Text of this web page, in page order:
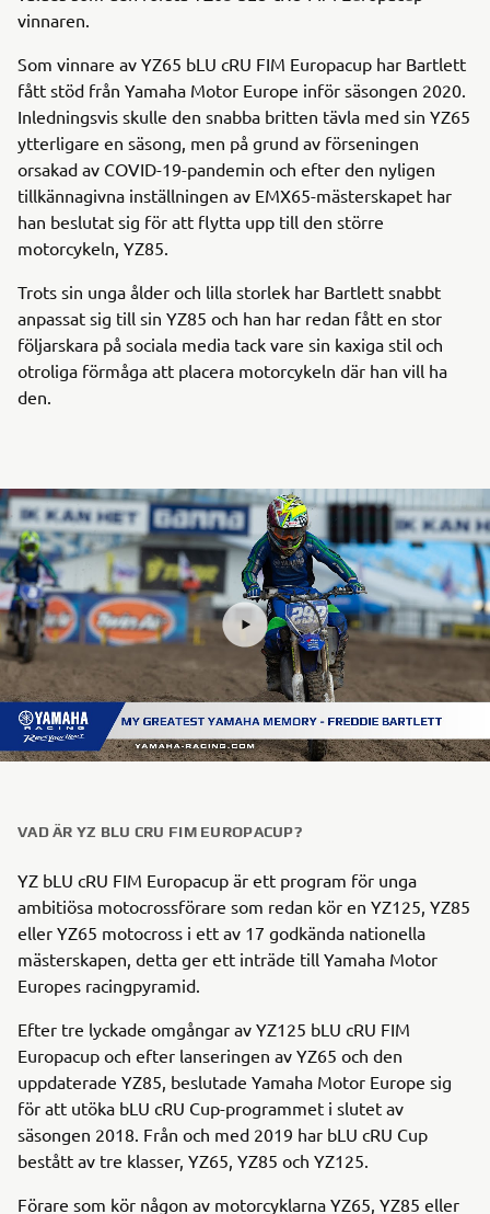
vinnaren.
Som vinnare av YZ65 bLU cRU FIM Europacup har Bartlett
fått stöd från Yamaha Motor Europe inför säsongen 2020.
Inledningsvis skulle den snabba britten tävla med sin YZ65
ytterligare en säsong, men på grund av förseningen
orsakad av COVID-19-pandemin och efter den nyligen
tillkännagivna inställningen av EMX65-mästerskapet har
han beslutat sig för att flytta upp till den större
motorcykeln, YZ85.
Trots sin unga ålder och lilla storlek har Bartlett snabbt
anpassat sig till sin YZ85 och han har redan fått en stor
följarskara på sociala media tack vare sin kaxiga stil och
otroliga förmåga att placera motorcykeln där han vill ha
den.
VAD ÄR YZ BLU CRU FIM EUROPACUP?
YZ bLU cRU FIM Europacup är ett program för unga
ambitiösa motocrossförare som redan kör en YZ125, YZ85
eller YZ65 motocross i ett av 17 godkända nationella
mästerskapen, detta ger ett inträde till Yamaha Motor
Europes racingpyramid.
Efter tre lyckade omgångar av YZ125 bLU cRU FIM
Europacup och efter lanseringen av YZ65 och den
uppdaterade YZ85, beslutade Yamaha Motor Europe sig
för att utöka bLU cRU Cup-programmet i slutet av
säsongen 2018. Från och med 2019 har bLU cRU Cup
bestått av tre klasser, YZ65, YZ85 och YZ125.
Förare som kör någon av motorcyklarna YZ65, YZ85 eller